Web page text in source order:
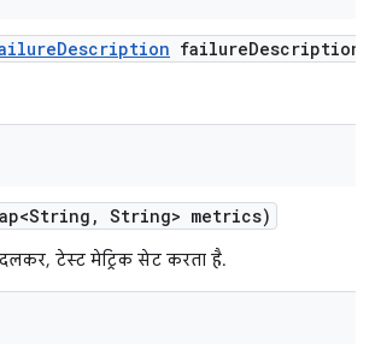
Description failureDescription)
, String> metrics)
टेस्ट मेट्रिक सेट करता है.